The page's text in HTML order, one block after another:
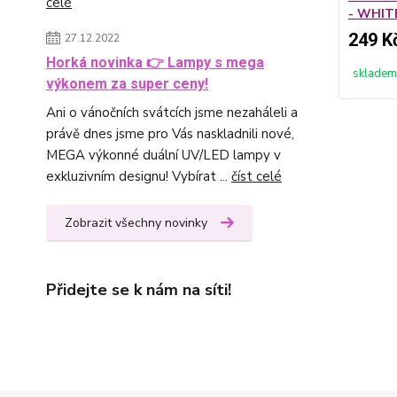
27.12.2022
Horká novinka 👉 Lampy s mega
výkonem za super ceny!
Ani o vánočních svátcích jsme nezaháleli a
právě dnes jsme pro Vás naskladnili nové,
MEGA výkonné duální UV/LED lampy v
exkluzivním designu! Vybírat ... číst celé
Zobrazit všechny novinky
Přidejte se k nám na síti!
-
249
skladem